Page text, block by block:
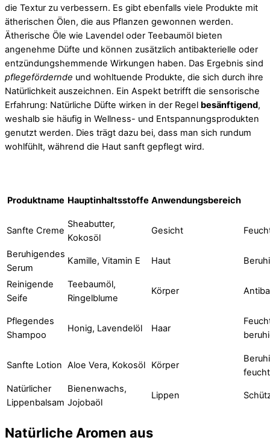
die Textur zu verbessern. Es gibt ebenfalls viele Produkte mit
ätherischen Ölen, die aus Pflanzen gewonnen werden.
Ätherische Öle wie Lavendel oder Teebaumöl bieten
angenehme Düfte und können zusätzlich antibakterielle oder
entzündungshemmende Wirkungen haben. Das Ergebnis sind
pflegefördernde und wohltuende Produkte, die sich durch ihre
Natürlichkeit auszeichnen. Ein Aspekt betrifft die sensorische
Erfahrung: Natürliche Düfte wirken in der Regel besänftigend,
weshalb sie häufig in Wellness- und Entspannungsprodukten
genutzt werden. Dies trägt dazu bei, dass man sich rundum
wohlfühlt, während die Haut sanft gepflegt wird.
Produktname Hauptinhaltsstoffe Anwendungsbereich
Sanfte Creme
Sheabutter,
Kokosöl
Gesicht
Beruhigendes
Serum
Kamille, Vitamin E Haut
Reinigende
Seife
Teebaumöl,
Ringelblume
Körper
Pflegendes
Shampoo
Honig, Lavendelöl Haar
Sanfte Lotion Aloe Vera, Kokosöl Körper
Natürlicher
Lippenbalsam
Bienenwachs,
Jojobaöl
Lippen
Natürliche Aromen aus